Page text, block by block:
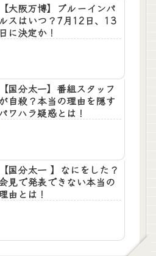
【大阪万博】ブルーインパ
スはいつ？7月12日、13
日に決定か！
【国分太一】番組スタッフ
自殺？本当の理由を隠す
ワハラ疑惑とは！
【国分太一 】なにをした？
見で発表できない本当の
由とは！